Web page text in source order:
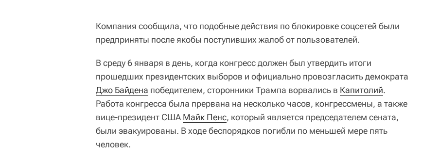
Компания сообщила, что подобные действия по блокировке соцсетей были
предприняты после якобы поступивших жалоб от пользователей.
В среду 6 января в день, когда конгресс должен был утвердить итоги
прошедших президентских выборов и официально провозгласить демократа
Джо Байдена победителем, сторонники Трампа ворвались в Капитолий.
Работа конгресса была прервана на несколько часов, конгрессмены, а также
вице-президент США Майк Пенс, который является председателем сената,
были эвакуированы. В ходе беспорядков погибли по меньшей мере пять
человек.